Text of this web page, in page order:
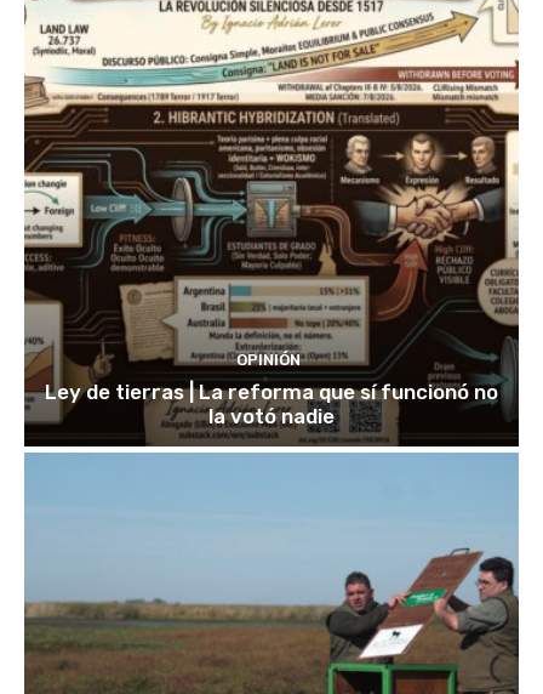
OPINIÓN
Ley de tierras | La reforma que sí funcionó no
la votó nadie